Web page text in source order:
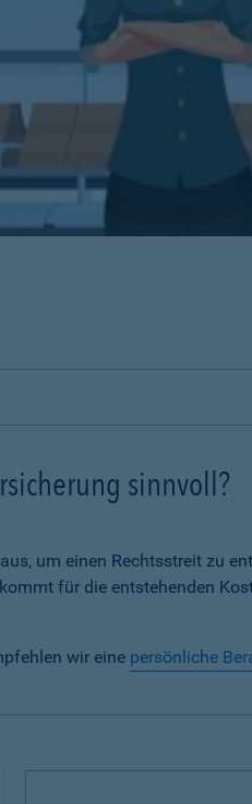
sinnvoll?
um einen Rechtsstreit zu
kommt für die entstehenden
wir eine persönliche